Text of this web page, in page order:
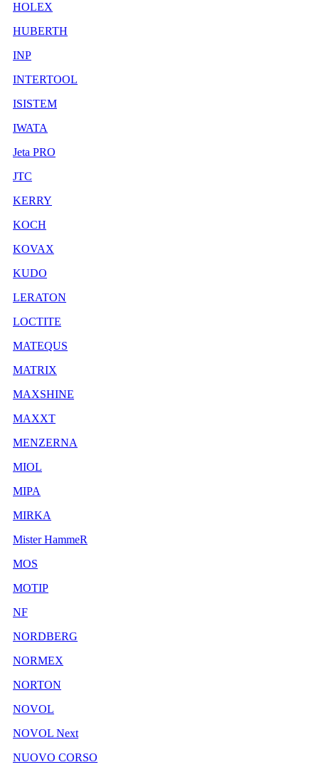
HOLEX
HUBERTH
INP
INTERTOOL
ISISTEM
IWATA
Jeta PRO
JTC
KERRY
KOCH
KOVAX
KUDO
LERATON
LOCTITE
MATEQUS
MATRIX
MAXSHINE
MAXXT
MENZERNA
MIOL
MIPA
MIRKA
Mister HammeR
MOS
MOTIP
NF
NORDBERG
NORMEX
NORTON
NOVOL
NOVOL Next
NUOVO CORSO